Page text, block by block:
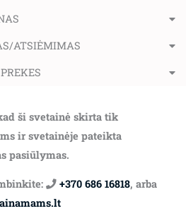
ATSIĖMIMAS
ši svetainė skirta tik
ir svetainėje pateikta
pasiūlymas.
+370 686 16818, arba